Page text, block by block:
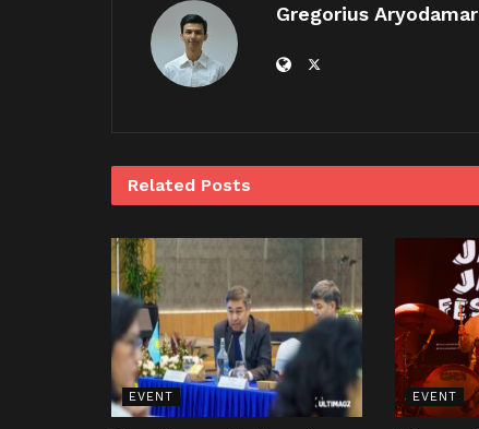
Gregorius Aryodamar
Related Posts
EVENT EVENT